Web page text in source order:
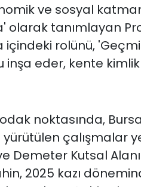
ve sosyal
olarak tanımlayan
rolünü,
inşa eder, kente
noktasında,
yürütülen çalışmalar
Demeter Kutsal
2025 kazı